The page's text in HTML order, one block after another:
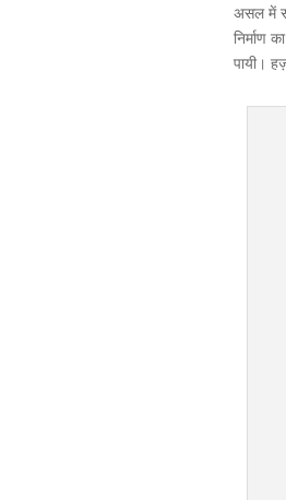
असल में
निर्माण
पायी।